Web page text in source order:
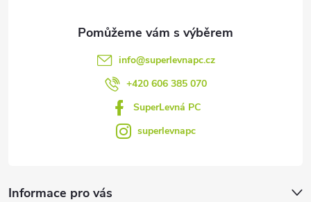
info@superlevnapc.cz
+420 606 385 070
SuperLevná PC
superlevnapc
Informace pro vás